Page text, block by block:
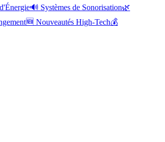
🔊 Systèmes de Sonorisation🌿
🆕 Nouveautés High-Tech💰